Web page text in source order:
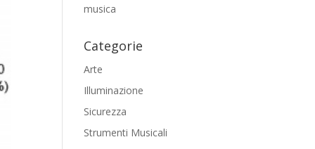
musica
Categorie
Arte
Illuminazione
Sicurezza
Strumenti Musicali